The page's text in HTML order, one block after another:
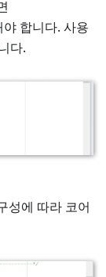
합니다. 사용
다.
성에 따라 코어